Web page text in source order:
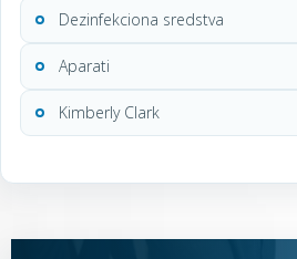
Dezinfekciona sredstva
Aparati
Kimberly Clark